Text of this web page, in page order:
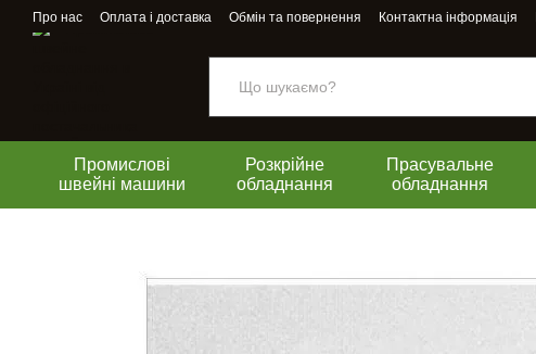
Перейти до основного контенту
Про нас Оплата і доставка Обмін та повернення Контактна інформація
Промислові
швейні машини
Розкрійне
обладнання
Прасувальне
обладнання